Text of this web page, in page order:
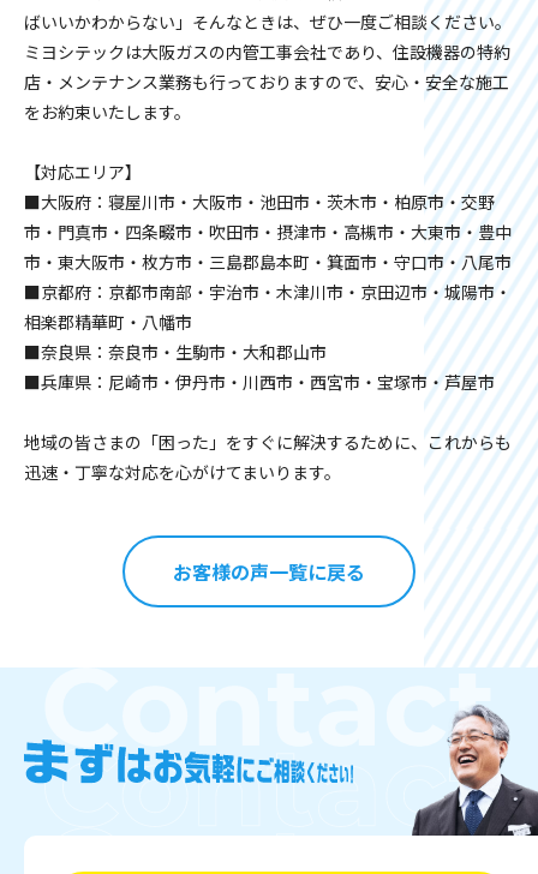
ばいいかわからない」そんなときは、ぜひ一度ご相談ください。
ミヨシテックは大阪ガスの内管工事会社であり、住設機器の特約
店・メンテナンス業務も行っておりますので、安心・安全な施工
をお約束いたします。
【対応エリア】
■大阪府：寝屋川市・大阪市・池田市・茨木市・柏原市・交野
市・門真市・四条畷市・吹田市・摂津市・高槻市・大東市・豊中
市・東大阪市・枚方市・三島郡島本町・箕面市・守口市・八尾市
■京都府：京都市南部・宇治市・木津川市・京田辺市・城陽市・
相楽郡精華町・八幡市
■奈良県：奈良市・生駒市・大和郡山市
■兵庫県：尼崎市・伊丹市・川西市・西宮市・宝塚市・芦屋市
地域の皆さまの「困った」をすぐに解決するために、これからも
迅速・丁寧な対応を心がけてまいります。
お客様の声一覧に戻る